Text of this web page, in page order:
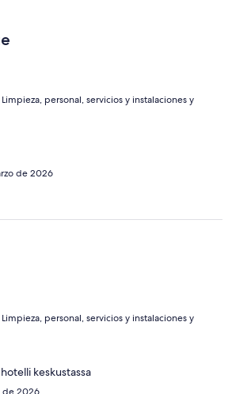
personal, servicios y instalaciones y
de 2026
personal, servicios y instalaciones y
keskustassa